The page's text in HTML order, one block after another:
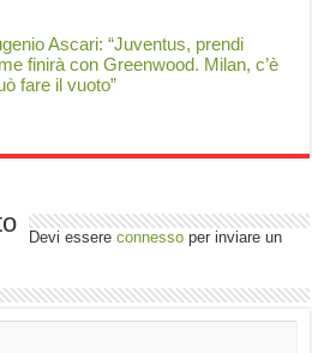
Ascari: “Juventus, prendi
finirà con Greenwood. Milan, c’è
fare il vuoto”
Devi essereconnesso per inviare un